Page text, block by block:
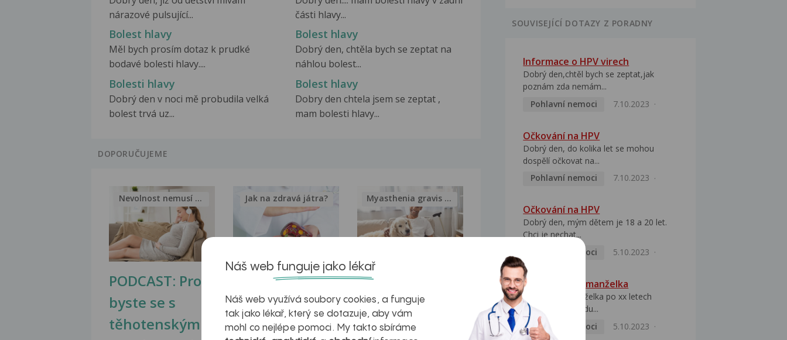
nárazové pulsující...
části hlavy...
Bolest hlavy
Měl bych prosím dotaz k prudké
bodavé bolesti hlavy....
Bolest hlavy
Dobrý den, chtěla bych se zeptat na
náhlou bolest...
Bolesti hlavy
Dobrý den v noci mě probudila velká
bolest trvá uz...
Bolest hlavy
Dobry den chtela jsem se zeptat ,
mam bolesti hlavy...
DOPORUČUJEME
PODCAST: Proč
byste se s
těhotenskými
Nevolnost nemusí být nutnou...
Ztukovatění
jater v datech a
obrazech
Jak na zdravá játra?
Inovativní
léčba
myastenie –
Myasthenia gravis – vše, co...
SOUVISEJÍCÍ DOTAZY Z PORADNY
Informace o HPV virech
Dobrý den,chtěl bych se zeptat,jak
poznám zda nemám...
Pohlavní nemoci
7.10.2023
Očkování na HPV
Dobrý den, do kolika let se mohou
dospělí očkovat na...
Pohlavní nemoci
7.10.2023
Očkování na HPV
Dobrý den, mým dětem je 18 a 20 let.
Chci je nechat...
Pohlavní nemoci
5.10.2023
HPV pozitivní manželka
Dobrý den, manželka po xx letech
přivezla z Východu...
Pohlavní nemoci
5.10.2023
Náš web funguje jako lékař
Náš web využívá soubory cookies, a funguje
tak jako lékař, který se dotazuje, aby vám
mohl co nejlépe pomoci. My takto sbíráme